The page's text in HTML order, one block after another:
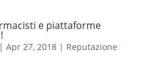
e piattaforme
Apr 27, 2018| Reputazione